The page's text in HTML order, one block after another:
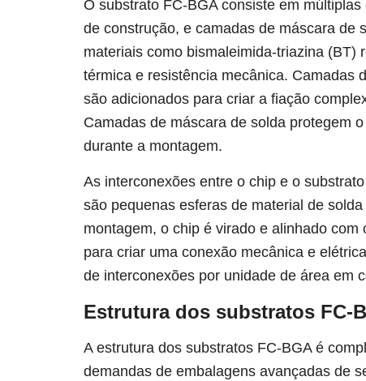
O substrato FC-BGA consiste em
de construção, e camadas de máscara de
materiais como bismaleimida-triazina (BT)
térmica e resistência mecânica. Camadas
são adicionados para criar a fiação
Camadas de máscara de solda protegem
durante a montagem.
As interconexões entre o chip e o
são pequenas esferas de material de
montagem, o chip é virado e alinhado
para criar uma conexão mecânica e
de interconexões por unidade de área em
Estrutura dos substratos FC-
A estrutura dos substratos FC-BGA é
demandas de embalagens avançadas de